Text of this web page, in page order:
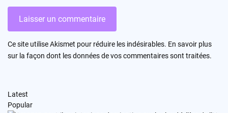
Ce site utilise Akismet pour réduire les indésirables. En savoir plus
sur la façon dont les données de vos commentaires sont traitées.
Latest
Popular